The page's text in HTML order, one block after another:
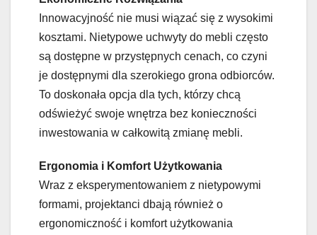
Innowacyjność nie musi wiązać się z wysokimi
kosztami. Nietypowe uchwyty do mebli często
są dostępne w przystępnych cenach, co czyni
je dostępnymi dla szerokiego grona odbiorców.
To doskonała opcja dla tych, którzy chcą
odświeżyć swoje wnętrza bez konieczności
inwestowania w całkowitą zmianę mebli.
Ergonomia i Komfort Użytkowania
Wraz z eksperymentowaniem z nietypowymi
formami, projektanci dbają również o
ergonomiczność i komfort użytkowania